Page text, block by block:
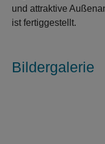
und attraktive
ist fertiggestellt.
Bildergalerie